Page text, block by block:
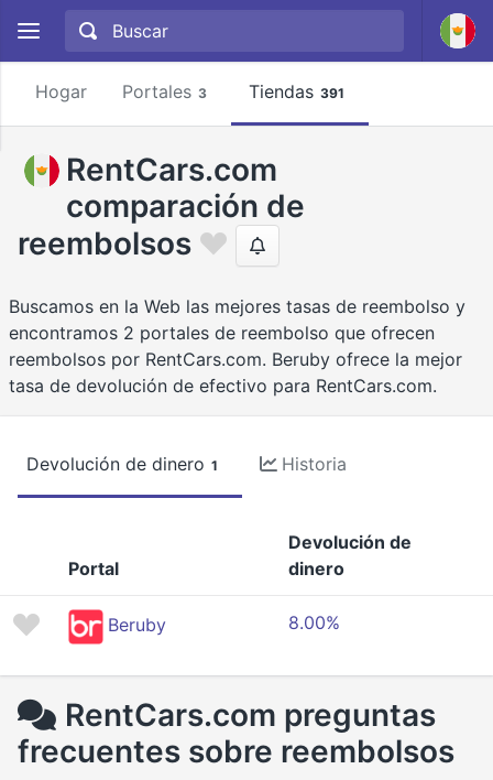
Hogar Portales 3 Tiendas 391
RentCars.com
comparación de
reembolsos
Buscamos en la Web las mejores tasas de reembolso y
encontramos 2 portales de reembolso que ofrecen
reembolsos por RentCars.com. Beruby ofrece la mejor
tasa de devolución de efectivo para RentCars.com.
Devolución de dinero 1 Historia
Portal
Devolución de
dinero
Beruby 8.00%
RentCars.com preguntas
frecuentes sobre reembolsos